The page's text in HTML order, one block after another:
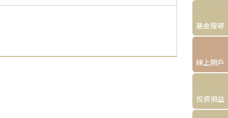
基金搜尋
線上開戶
投資損益